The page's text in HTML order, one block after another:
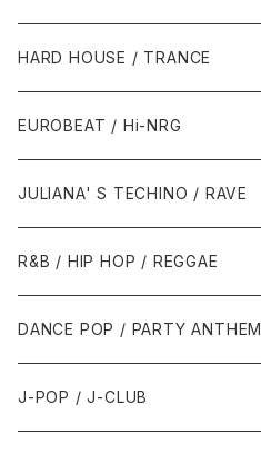
1980年代
1987年・以前
1988年
1990年代
1990年
1991年
2000年代
2000年
2001年
2010年代
2010年
2011年
HARD HOUSE / TRANCE
1990年代
1994年・以前
1995年
2000年代
2000年
2001年
EUROBEAT / Hi-NRG
1980年代
1986年・以前
1987年
1990年代
1990年
1991年
2000年代
JULIANA' S TECHINO / RAVE
1990年代
1990年
1991年
2000年代
2000年
R&B / HIP HOP / REGGAE
1980年代
1985年・以前
1990年代
DANCE POP / PARTY ANTHEM
1980年代
J-POP / J-CLUB